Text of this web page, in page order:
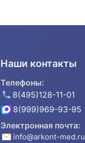
Наши контакты
Телефоны:
8(495)128-11-01
8(999)969-93-95
Электронная почта:
info@arkont-med.ru